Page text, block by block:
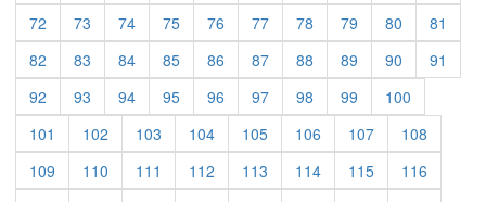
72
73 74 75 76 77 78 79 80
81
82
83 84 85 86 87 88 89 90
91
92
93 94 95 96 97 98 99
100
101
102 103 104 105 106 107
108
109
110 111 112 113 114 115
116